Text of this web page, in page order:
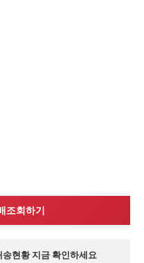
조회하기
송현황 지금 확인하세요